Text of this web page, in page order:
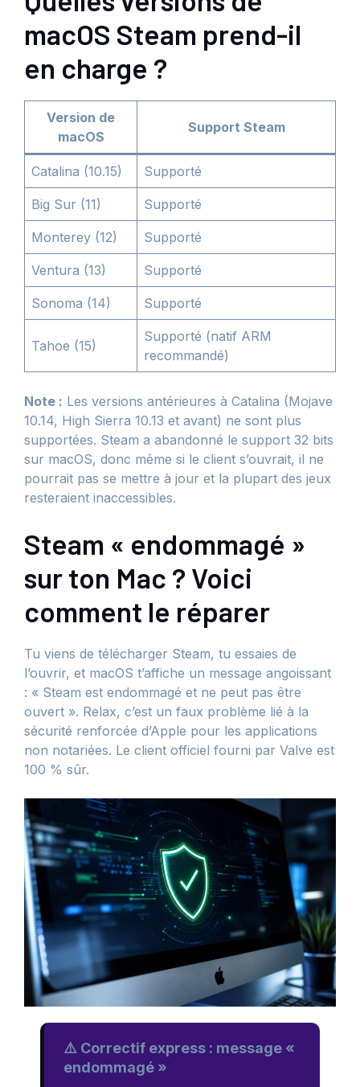
macOS Steam prend-il
en charge ?
Version de
macOS
Support Steam
Catalina (10.15) Supporté
Big Sur (11) Supporté
Monterey (12) Supporté
Ventura (13) Supporté
Sonoma (14) Supporté
Tahoe (15)
Supporté (natif ARM
recommandé)
Note : Les versions antérieures à Catalina (Mojave
10.14, High Sierra 10.13 et avant) ne sont plus
supportées. Steam a abandonné le support 32 bits
sur macOS, donc même si le client s’ouvrait, il ne
pourrait pas se mettre à jour et la plupart des jeux
resteraient inaccessibles.
Steam « endommagé »
sur ton Mac ? Voici
comment le réparer
Tu viens de télécharger Steam, tu essaies de
l’ouvrir, et macOS t’affiche un message angoissant
: « Steam est endommagé et ne peut pas être
ouvert ». Relax, c’est un faux problème lié à la
sécurité renforcée d’Apple pour les applications
non notariées. Le client officiel fourni par Valve est
100 % sûr.
⚠️ Correctif express : message «
endommagé »